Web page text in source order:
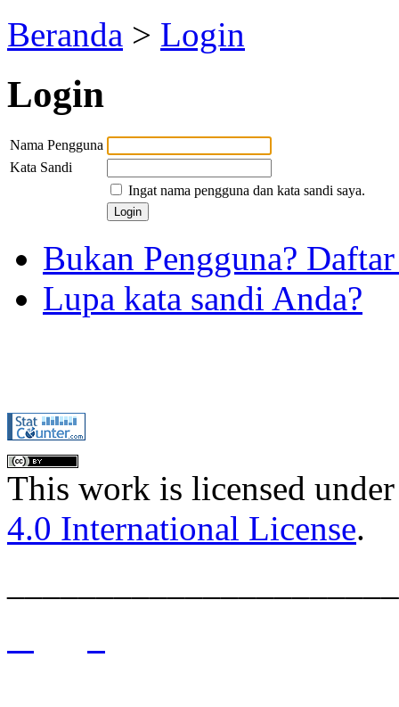
Beranda > Login
Login
Nama Pengguna
Kata Sandi
Ingat nama pengguna dan kata sandi saya.
Bukan Pengguna?
Lupa kata sandi Anda?
This work is licensed
4.0 International License.